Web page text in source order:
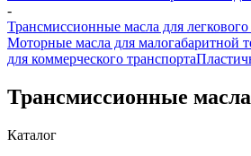
-
Трансмиссионные масла для легкового
Моторные масла для малогабаритной
для коммерческого транспорта
Трансмиссионные масла
Каталог